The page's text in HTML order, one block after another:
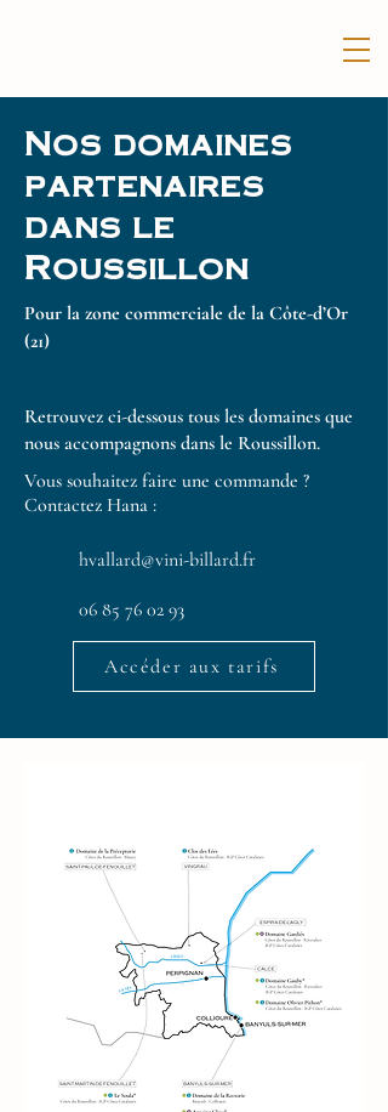
Nos domaines
partenaires
dans le
Roussillon
Pour la zone commerciale de la Côte-d’Or
(21)
Retrouvez ci-dessous tous les domaines que
nous accompagnons dans le Roussillon.
Vous souhaitez faire une commande ?
Contactez Hana :
hvallard@vini-billard.fr
06 85 76 02 93
Accéder aux tarifs